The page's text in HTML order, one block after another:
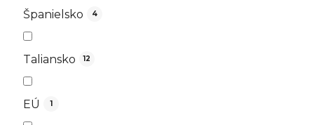
Španielsko 4
Taliansko 12
EÚ 1